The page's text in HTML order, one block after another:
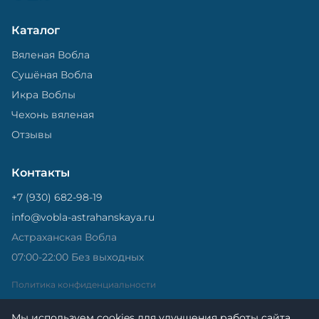
Каталог
Вяленая Вобла
Сушёная Вобла
Икра Воблы
Чехонь вяленая
Отзывы
Контакты
+7 (930) 682-98-19
info@vobla-astrahanskaya.ru
Астраханская Вобла
07:00-22:00 Без выходных
Политика конфиденциальности